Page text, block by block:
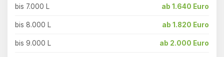
bis 7.000 L ab 1.640 Euro
bis 8.000 L ab 1.820 Euro
bis 9.000 L ab 2.000 Euro